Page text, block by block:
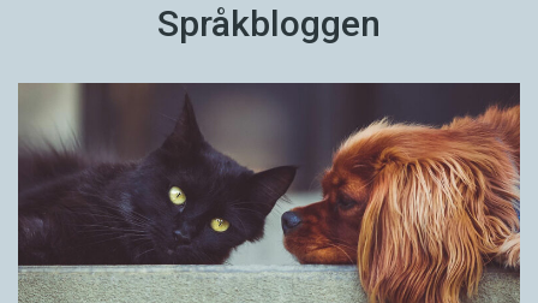
Språkbloggen